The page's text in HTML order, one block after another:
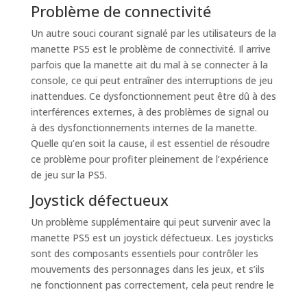
Problème de connectivité
Un autre souci courant signalé par les utilisateurs de la
manette PS5 est le problème de connectivité. Il arrive
parfois que la manette ait du mal à se connecter à la
console, ce qui peut entraîner des interruptions de jeu
inattendues. Ce dysfonctionnement peut être dû à des
interférences externes, à des problèmes de signal ou
à des dysfonctionnements internes de la manette.
Quelle qu’en soit la cause, il est essentiel de résoudre
ce problème pour profiter pleinement de l’expérience
de jeu sur la PS5.
Joystick défectueux
Un problème supplémentaire qui peut survenir avec la
manette PS5 est un joystick défectueux. Les joysticks
sont des composants essentiels pour contrôler les
mouvements des personnages dans les jeux, et s’ils
ne fonctionnent pas correctement, cela peut rendre le